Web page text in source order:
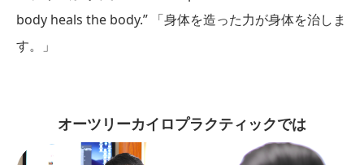
body heals the body.” 「身体を造った力が身体を治しま
す。」
オーツリーカイロプラクティックでは